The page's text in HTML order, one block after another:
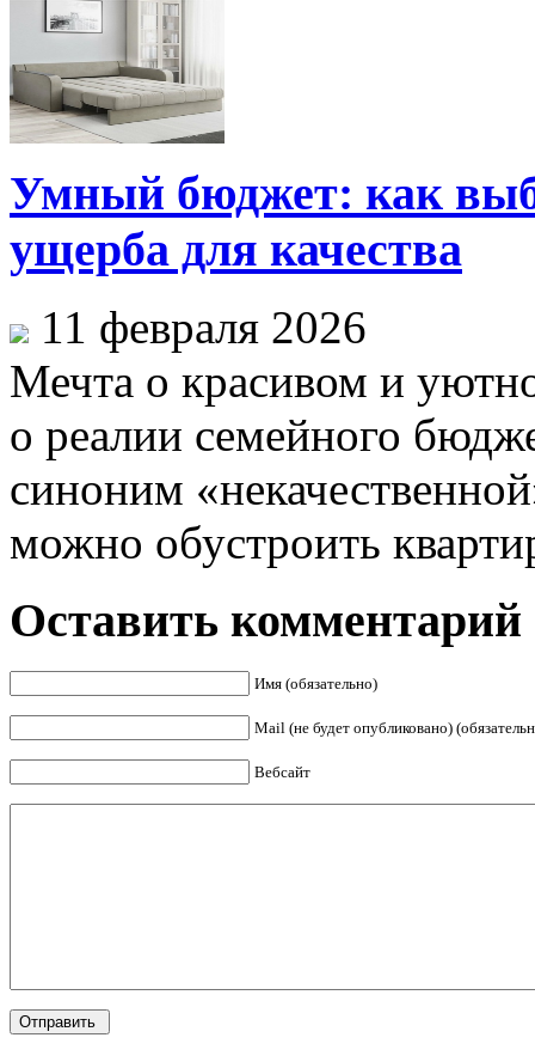
Умный бюджет: как
ущерба для качества
11 февраля 2026
Мечта о красивом и
о реалии семейного
синоним
можно обустроить
Оставить комментарий
Имя (обязательно)
Mail (не будет опубликовано)
Вебсайт